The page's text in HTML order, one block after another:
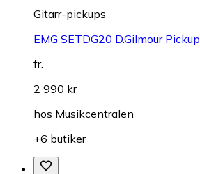
Gitarr-pickups
EMG SETDG20 D.Gilmour Pickup
fr.
2 990 kr
hos Musikcentralen
+6 butiker